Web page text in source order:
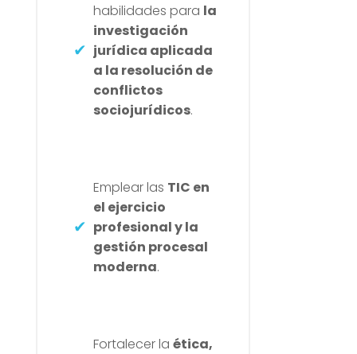
habilidades para la
investigación
jurídica aplicada
a la resolución de
conflictos
sociojurídicos.
Emplear las TIC en
el ejercicio
profesional y la
gestión procesal
moderna.
Fortalecer la ética,